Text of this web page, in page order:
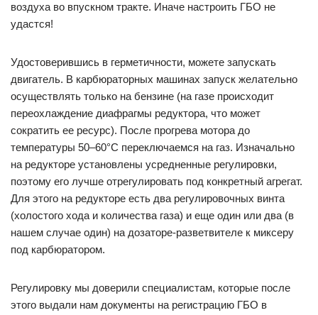
воздуха во впускном тракте. Иначе настроить ГБО не
удастся!
Удостоверившись в герметичности, можете запускать
двигатель. В карбюраторных машинах запуск желательно
осуществлять только на бензине (на газе происходит
переохлаждение диафрагмы редуктора, что может
сократить ее ресурс). После прогрева мотора до
температуры 50–60°С переключаемся на газ. Изначально
на редукторе установлены усредненные регулировки,
поэтому его лучше отрегулировать под конкретный агрегат.
Для этого на редукторе есть два регулировочных винта
(холостого хода и количества газа) и еще один или два (в
нашем случае один) на дозаторе-разветвителе к миксеру
под карбюратором.
Регулировку мы доверили специалистам, которые после
этого выдали нам документы на регистрацию ГБО в